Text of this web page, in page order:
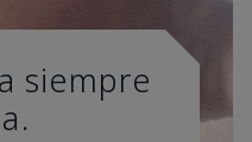
siempre